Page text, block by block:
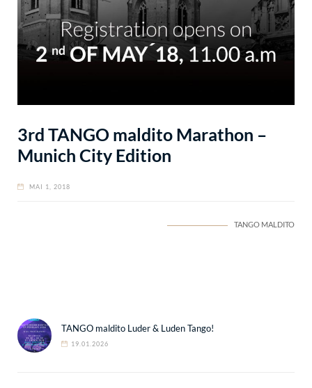
3rd TANGO maldito Marathon –
Munich City Edition
MAI 1, 2018
TANGO MALDITO
TANGO maldito Luder & Luden Tango!
19.01.2026